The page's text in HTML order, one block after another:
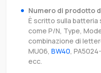
Numero di prodotto
È scritto sulla
come P/N, Type,
combinazione di
MU06, BW40,
ecc.